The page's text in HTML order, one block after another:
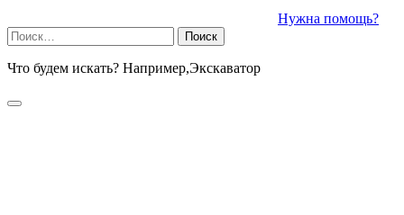
Нужна помощь?
Найти:
Что будем искать? Например,Экскаватор